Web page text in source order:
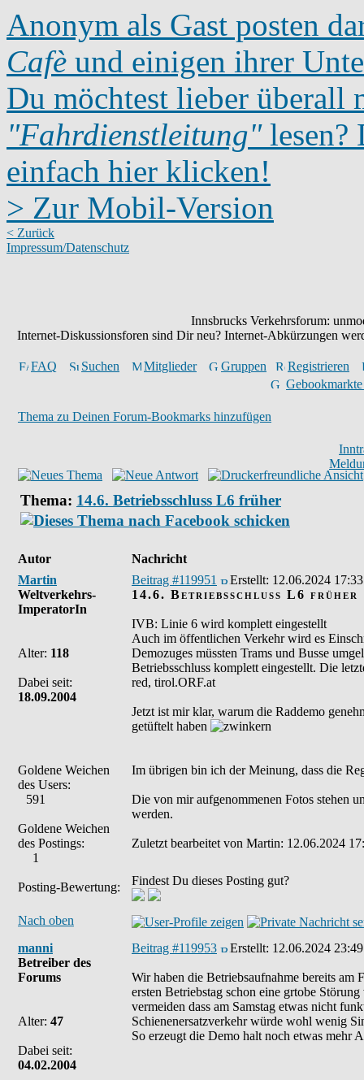
Anonym als Gast posten
Cafè und einigen ihrer
Du möchtest lieber überall
"Fahrdienstleitung"lesen?
einfach hier klicken!
> Zur Mobil-Version
< Zurück
Impressum/Datenschutz
Innsbrucks Verkehrsforum:
Internet-Diskussionsforen sind Dir neu? Internet-Abkürzungen
FAQ Suchen Mitglieder Gruppen
Registrieren
Thema zu Deinen Forum-Bookmarks hinzufügen
Thema: 14.6. Betriebsschluss L6 früher
Autor
Nachricht
Martin
Weltverkehrs-
ImperatorIn
Alter: 118
Dabei seit:
18.09.2004
Goldene Weichen
des Users:
591
Goldene Weichen
des Postings:
1
Posting-Bewertung:
Beitrag #119951 Erstellt: 12.06.2024 17:33
14.6. Betriebsschluss L6 früher
IVB: Linie 6 wird komplett eingestellt
Auch im öffentlichen Verkehr wird es
Demozuges müssten Trams und Busse
Betriebsschluss komplett eingestellt. Die
red, tirol.ORF.at
Jetzt ist mir klar, warum die Raddemo
getüftelt haben
Im übrigen bin ich der Meinung, dass die
Die von mir aufgenommenen Fotos stehen
werden.
Zuletzt bearbeitet von Martin: 12.06.2024
Findest Du dieses Posting gut?
Nach oben
manni
Betreiber des
Forums
Alter: 47
Dabei seit:
04.02.2004
Beitrag #119953 Erstellt: 12.06.2024 23:49
Wir haben die Betriebsaufnahme bereits am
ersten Betriebstag schon eine grtobe
vermeiden dass am Samstag etwas nicht
Schienenersatzverkehr würde wohl wenig
So erzeugt die Demo halt noch etwas mehr